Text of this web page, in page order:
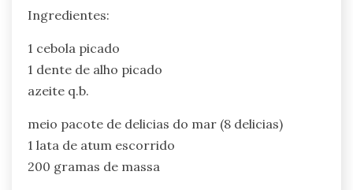
Ingredientes:
1 cebola picado
1 dente de alho picado
azeite q.b.
meio pacote de delicias do mar (8 delicias)
1 lata de atum escorrido
200 gramas de massa